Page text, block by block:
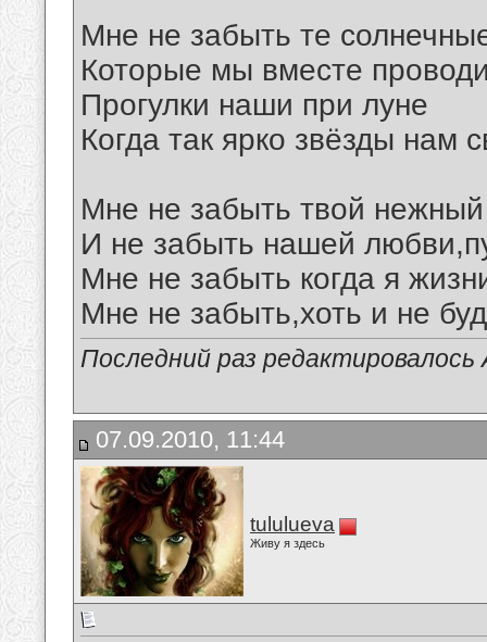
Мне не забыть те
Которые мы вместе
Прогулки наши при луне
Когда так ярко звёзды нам
Мне не забыть твой нежный
И не забыть нашей
Мне не забыть когда я
Мне не забыть,хоть и не
Последний раз
07.09.2010, 11:44
tululueva
Живу я здесь